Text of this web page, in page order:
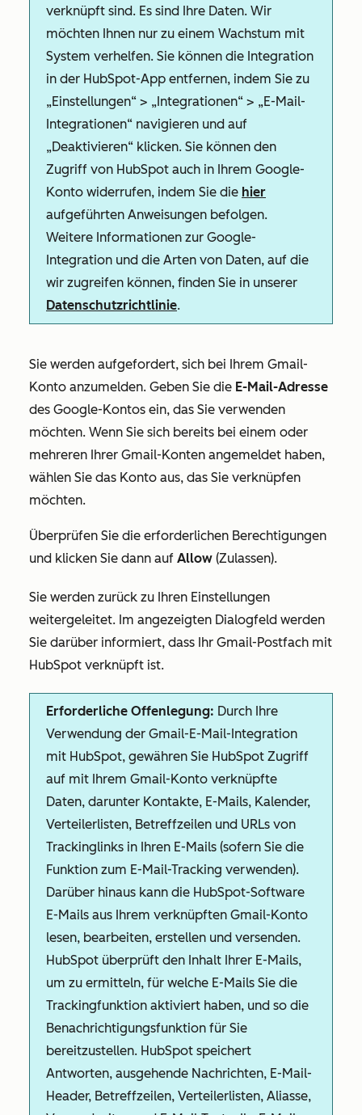
verknüpft sind. Es sind Ihre Daten. Wir
möchten Ihnen nur zu einem Wachstum mit
System verhelfen. Sie können die Integration
in der HubSpot-App entfernen, indem Sie zu
„Einstellungen“ > „Integrationen“ > „E-Mail-
Integrationen“ navigieren und auf
„Deaktivieren“ klicken. Sie können den
Zugriff von HubSpot auch in Ihrem Google-
Konto widerrufen, indem Sie die hier
aufgeführten Anweisungen befolgen.
Weitere Informationen zur Google-
Integration und die Arten von Daten, auf die
wir zugreifen können, finden Sie in unserer
Datenschutzrichtlinie.
Sie werden aufgefordert, sich bei Ihrem Gmail-
Konto anzumelden. Geben Sie die E-Mail-Adresse
des Google-Kontos ein, das Sie verwenden
möchten. Wenn Sie sich bereits bei einem oder
mehreren Ihrer Gmail-Konten angemeldet haben,
wählen Sie das Konto aus, das Sie verknüpfen
möchten.
Überprüfen Sie die erforderlichen Berechtigungen
und klicken Sie dann auf Allow (Zulassen).
Sie werden zurück zu Ihren Einstellungen
weitergeleitet. Im angezeigten Dialogfeld werden
Sie darüber informiert, dass Ihr Gmail-Postfach mit
HubSpot verknüpft ist.
Erforderliche Offenlegung: Durch Ihre
Verwendung der Gmail-E-Mail-Integration
mit HubSpot, gewähren Sie HubSpot Zugriff
auf mit Ihrem Gmail-Konto verknüpfte
Daten, darunter Kontakte, E-Mails, Kalender,
Verteilerlisten, Betreffzeilen und URLs von
Trackinglinks in Ihren E-Mails (sofern Sie die
Funktion zum E-Mail-Tracking verwenden).
Darüber hinaus kann die HubSpot-Software
E-Mails aus Ihrem verknüpften Gmail-Konto
lesen, bearbeiten, erstellen und versenden.
HubSpot überprüft den Inhalt Ihrer E-Mails,
um zu ermitteln, für welche E-Mails Sie die
Trackingfunktion aktiviert haben, und so die
Benachrichtigungsfunktion für Sie
bereitzustellen. HubSpot speichert
Antworten, ausgehende Nachrichten, E-Mail-
Header, Betreffzeilen, Verteilerlisten, Aliasse,